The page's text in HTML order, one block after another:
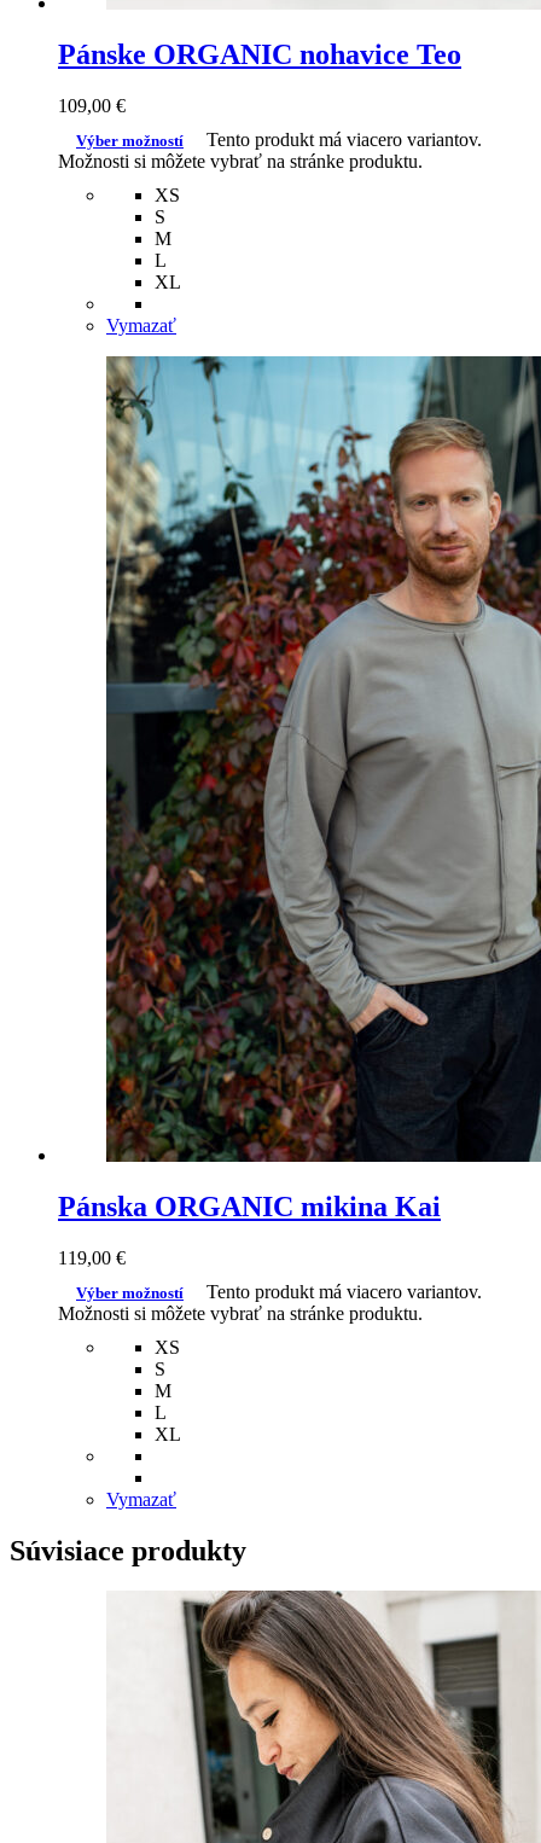
Pánske ORGANIC nohavice Teo
109,00 €
Výber možností
Tento produkt má viacero variantov.
Možnosti si môžete vybrať na stránke produktu.
XS
S
M
L
XL
Vymazať
Pánska ORGANIC mikina Kai
119,00 €
Výber možností
Tento produkt má viacero variantov.
Možnosti si môžete vybrať na stránke produktu.
XS
S
M
L
XL
Vymazať
Súvisiace produkty